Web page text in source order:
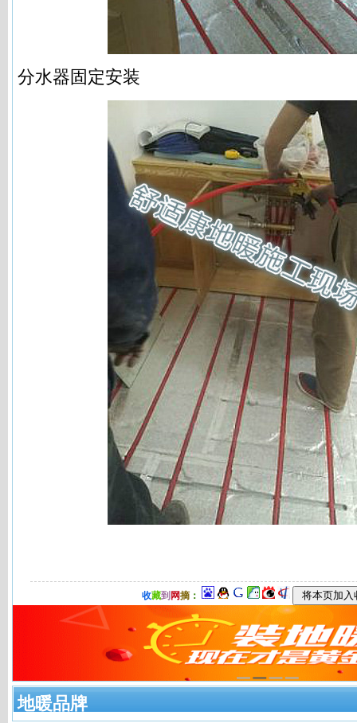
分水器固定安装
收藏到 网摘：
地暖品牌